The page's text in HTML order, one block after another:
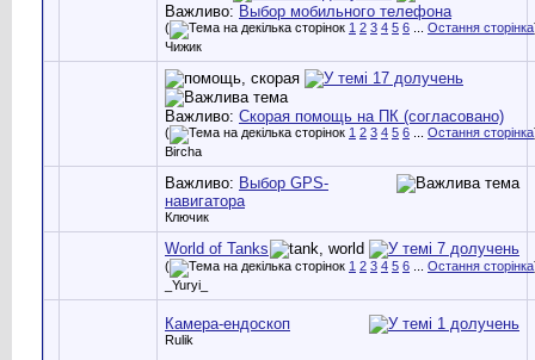
Важливо: Выбор мобильного телефона
( 1 2 3 4 5 6 Остання сторінка
Чижик
Важливо: Скорая помощь на ПК (согласовано)
( 1 2 3 4 5 6 Остання сторінка
Bircha
Важливо: Выбор GPS-
навигатора
Ключик
World of Tanks
( 1 2 3 4 5 6 Остання сторінка
_Yuryi_
Камера-ендоскоп
Rulik